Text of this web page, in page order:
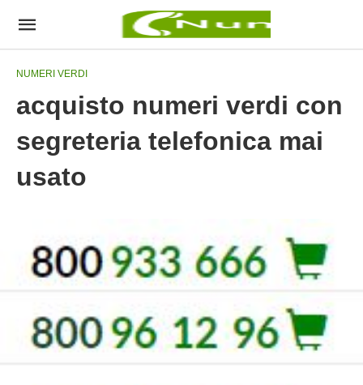
NUMERI VERDI
acquisto numeri verdi con
segreteria telefonica mai
usato